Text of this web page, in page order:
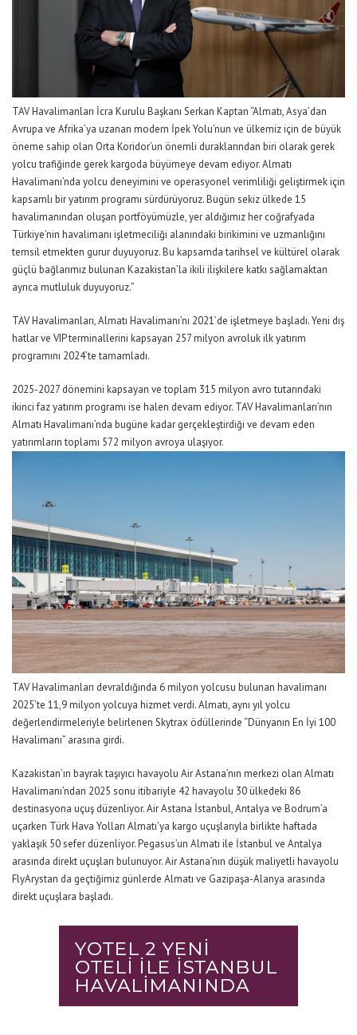
TAV Havalimanları İcra Kurulu Başkanı Serkan Kaptan “Almatı, Asya’dan
Avrupa ve Afrika’ya uzanan modern İpek Yolu’nun ve ülkemiz için de büyük
öneme sahip olan Orta Koridor’un önemli duraklarından biri olarak gerek
yolcu trafiğinde gerek kargoda büyümeye devam ediyor.Almatı
Havalimanı’nda yolcu deneyimini ve operasyonel verimliliği geliştirmek için
kapsamlı bir yatırım programı sürdürüyoruz.Bugün sekiz ülkede 15
havalimanından oluşan portföyümüzle, yer aldığımız her coğrafyada
Türkiye’nin havalimanı işletmeciliği alanındaki birikimini ve uzmanlığını
temsil etmekten gurur duyuyoruz.Bu kapsamda tarihsel ve kültürel olarak
güçlü bağlarımız bulunan Kazakistan’la ikili ilişkilere katkı sağlamaktan
ayrıca mutluluk duyuyoruz.”
TAV Havalimanları, Almatı Havalimanı’nı 2021’de işletmeye başladı.Yeni dış
hatlar ve VIP terminallerini kapsayan 257 milyon avroluk ilk yatırım
programını 2024’te tamamladı.
2025-2027 dönemini kapsayan ve toplam 315 milyon avro tutarındaki
ikinci faz yatırım programı ise halen devam ediyor. TAV Havalimanları’nın
Almatı Havalimanı’nda bugüne kadar gerçekleştirdiği ve devam eden
yatırımların toplamı 572 milyon avroya ulaşıyor.
TAV Havalimanları devraldığında 6 milyon yolcusu bulunan havalimanı
2025’te 11,9 milyon yolcuya hizmet verdi.Almatı, aynı yıl yolcu
değerlendirmeleriyle belirlenen Skytrax ödüllerinde “Dünyanın En İyi 100
Havalimanı” arasına girdi.
Kazakistan’ın bayrak taşıyıcı havayolu Air Astana’nın merkezi olan Almatı
Havalimanı’ndan 2025 sonu itibariyle 42 havayolu 30 ülkedeki 86
destinasyona uçuş düzenliyor.Air Astana İstanbul, Antalya ve Bodrum’a
uçarken Türk Hava Yolları Almatı’ya kargo uçuşlarıyla birlikte haftada
yaklaşık 50 sefer düzenliyor.Pegasus’un Almatı ile İstanbulve Antalya
arasında direkt uçuşları bulunuyor.Air Astana’nın düşük maliyetli havayolu
FlyArystan da geçtiğimiz günlerde Almatı ve Gazipaşa-Alanya arasında
direkt uçuşlara başladı.